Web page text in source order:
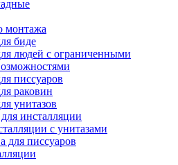
монтажа
биде
людей с ограниченными
писсуаров
раковин
унитазов
инсталляции
с унитазами
для писсуаров